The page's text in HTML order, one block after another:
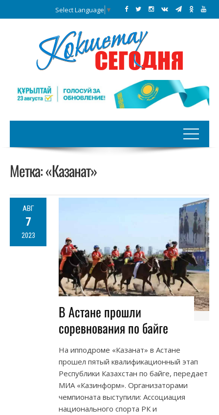
Select Language ▼
Метка:«Казанат»
АВГ
7
2023
В Астане прошли
соревнования по байге
На ипподроме «Казанат» в Астане
прошел пятый квалификационный этап
Республики Казахстан по байге, передает
МИА «Казинформ». Организаторами
чемпионата выступили: Ассоциация
национального спорта РК и